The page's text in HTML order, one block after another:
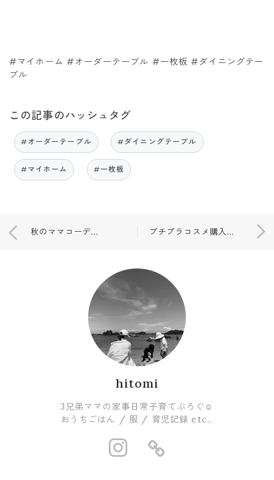
#マイホーム #オーダーテーブル #一枚板 #ダイニングテー
ブル
この記事のハッシュタグ
#オーダーテーブル #ダイニングテーブル
#マイホーム #一枚板
秋のママコーデ🍂いつも、、 プチプラコスメ購入💆‍♀️レビュー🕊
hitomi
3兄弟ママの家事日常子育てぶろぐ☺︎
おうちごはん / 服 / 育児記録 etc..
https://